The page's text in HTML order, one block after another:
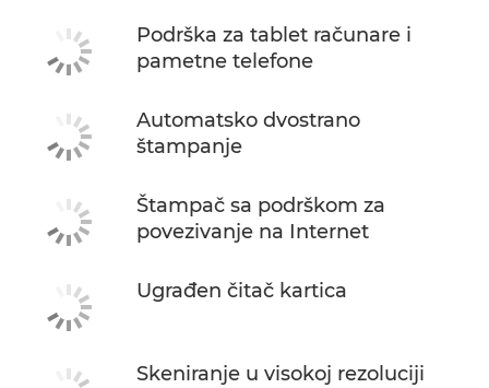
Podrška za tablet računare i
pametne telefone
Automatsko dvostrano
štampanje
Štampač sa podrškom za
povezivanje na Internet
Ugrađen čitač kartica
Skeniranje u visokoj rezoluciji